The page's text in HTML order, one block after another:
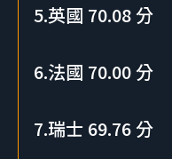
5.英國 70.08 分
6.法國 70.00 分
7.瑞士 69.76 分